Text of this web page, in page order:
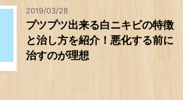
2019/03/28
プツプツ出来る白ニキビの特徴
と治し方を紹介！悪化する前に
治すのが理想